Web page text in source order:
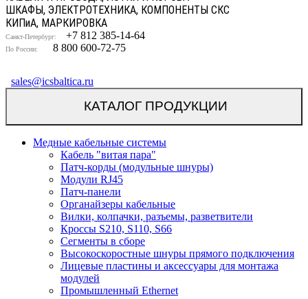
ШКАФЫ, ЭЛЕКТРОТЕХНИКА, КОМПОНЕНТЫ СКС
КИПиА, МАРКИРОВКА
Санкт-Петербург: +7 812 385-14-64
По России: 8 800 600-72-75
sales@icsbaltica.ru
КАТАЛОГ ПРОДУКЦИИ
Медные кабельные системы
Кабель "витая пара"
Патч-корды (модульные шнуры)
Модули RJ45
Патч-панели
Органайзеры кабельные
Вилки, колпачки, разъемы, разветвители
Кроссы S210, S110, S66
Сегменты в сборе
Высокоскоростные шнуры прямого подключения
Лицевые пластины и аксессуары для монтажа
модулей
Промышленный Ethernet